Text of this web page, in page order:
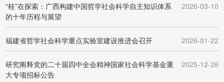
“桂”在探索：广西构建中国哲学社会科学自主知识体系
的十年历程与展望
2026-03-10
福建省哲学社会科学重点实验室建设推进会召开 2026-01-22
研究阐释党的二十届四中全会精神国家社会科学基金重
大专项招标公告
2025-12-26